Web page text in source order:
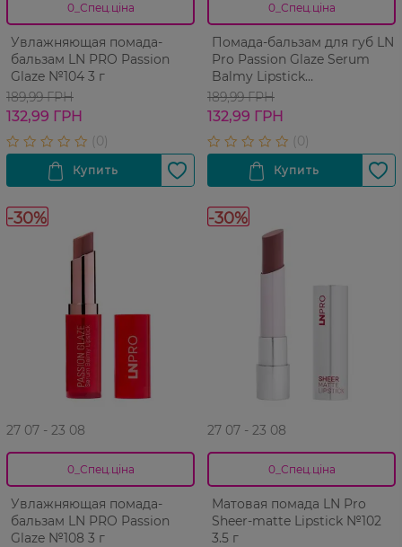
0_Спец.ціна
Увлажняющая помада-
бальзам LN PRO Passion
Glaze №104 3 г
189,99 ГРН
132,99 ГРН
0_Спец.ціна
Помада-бальзам для губ LN
Pro Passion Glaze Serum
Balmy Lipstick
Увлажняющая 107 3 г
189,99 ГРН
132,99 ГРН
-30%
27 07 - 23 08
0_Спец.ціна
Увлажняющая помада-
бальзам LN PRO Passion
Glaze №108 3 г
-30%
27 07 - 23 08
0_Спец.ціна
Матовая помада LN Pro
Sheer-matte Lipstick №102
3.5 г